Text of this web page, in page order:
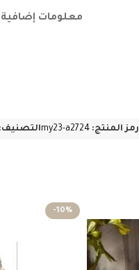
معلومات إضافية
رمز المنتج:my23-a2724التصنيف:
-10%